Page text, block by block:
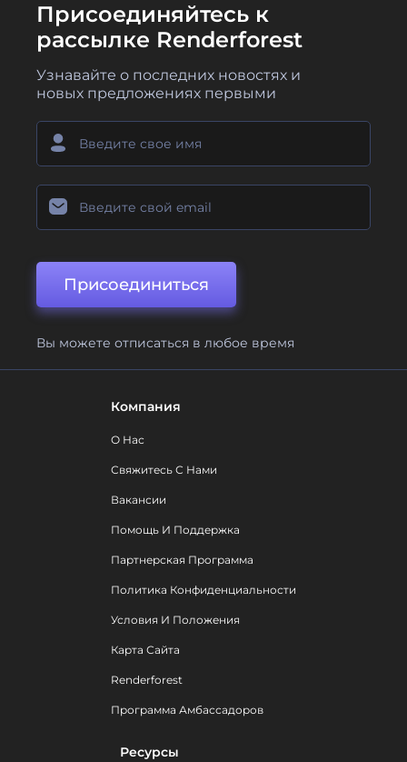
Присоединяйтесь к
рассылке Renderforest
Узнавайте о последних новостях и
новых предложениях первыми
Присоединиться
Вы можете отписаться в любое время
Компания
О Нас
Свяжитесь С Нами
Вакансии
Помощь И Поддержка
Партнерская Программа
Политика Конфиденциальности
Условия И Положения
Карта Сайта
Renderforest
Программа Амбассадоров
Ресурсы